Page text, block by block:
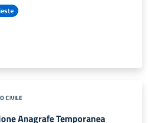
CIVILE
Anagrafe Temporanea